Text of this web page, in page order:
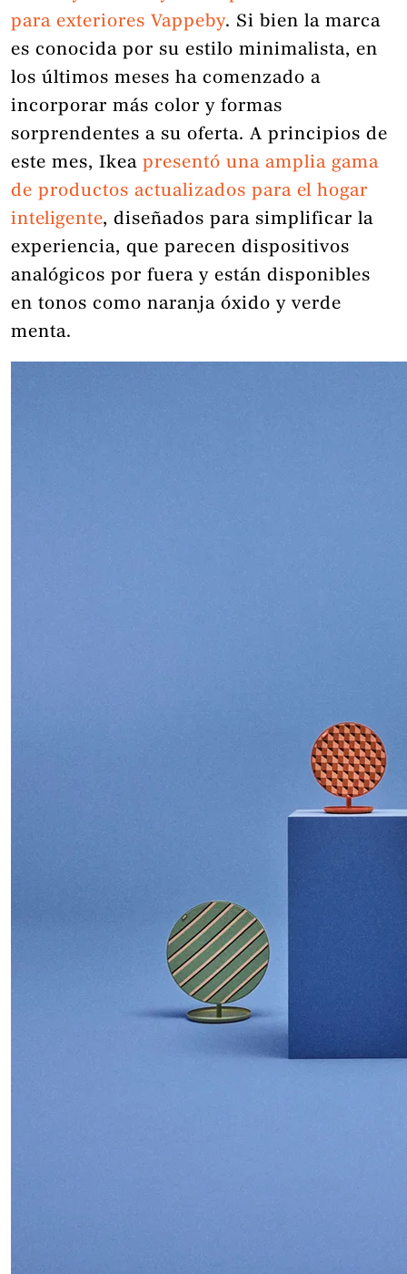
para exteriores Vappeby. Si bien la marca
es conocida por su estilo minimalista, en
los últimos meses ha comenzado a
incorporar más color y formas
sorprendentes a su oferta. A principios de
este mes, Ikea presentó una amplia gama
de productos actualizados para el hogar
inteligente, diseñados para simplificar la
experiencia, que parecen dispositivos
analógicos por fuera y están disponibles
en tonos como naranja óxido y verde
menta.